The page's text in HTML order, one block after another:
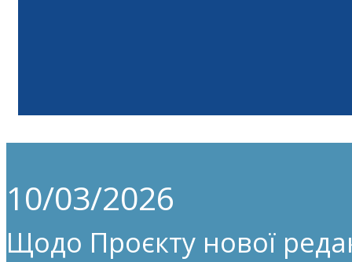
10/03/2026
Щодо Проєкту нової